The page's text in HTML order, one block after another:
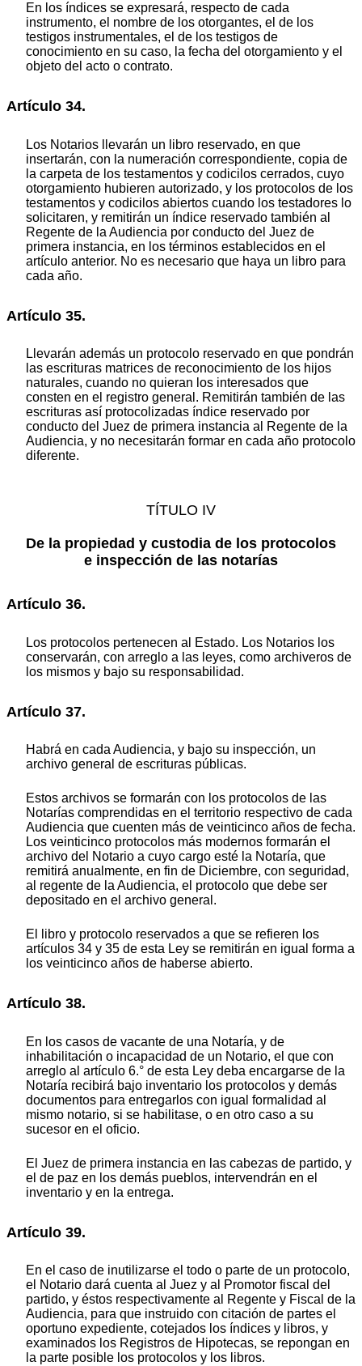
En los índices se expresará, respecto de cada
instrumento, el nombre de los otorgantes, el de los
testigos instrumentales, el de los testigos de
conocimiento en su caso, la fecha del otorgamiento y el
objeto del acto o contrato.
Artículo 34.
Los Notarios llevarán un libro reservado, en que
insertarán, con la numeración correspondiente, copia de
la carpeta de los testamentos y codicilos cerrados, cuyo
otorgamiento hubieren autorizado, y los protocolos de los
testamentos y codicilos abiertos cuando los testadores lo
solicitaren, y remitirán un índice reservado también al
Regente de la Audiencia por conducto del Juez de
primera instancia, en los términos establecidos en el
artículo anterior. No es necesario que haya un libro para
cada año.
Artículo 35.
Llevarán además un protocolo reservado en que pondrán
las escrituras matrices de reconocimiento de los hijos
naturales, cuando no quieran los interesados que
consten en el registro general. Remitirán también de las
escrituras así protocolizadas índice reservado por
conducto del Juez de primera instancia al Regente de la
Audiencia, y no necesitarán formar en cada año protocolo
diferente.
TÍTULO IV
De la propiedad y custodia de los protocolos
e inspección de las notarías
Artículo 36.
Los protocolos pertenecen al Estado. Los Notarios los
conservarán, con arreglo a las leyes, como archiveros de
los mismos y bajo su responsabilidad.
Artículo 37.
Habrá en cada Audiencia, y bajo su inspección, un
archivo general de escrituras públicas.
Estos archivos se formarán con los protocolos de las
Notarías comprendidas en el territorio respectivo de cada
Audiencia que cuenten más de veinticinco años de fecha.
Los veinticinco protocolos más modernos formarán el
archivo del Notario a cuyo cargo esté la Notaría, que
remitirá anualmente, en fin de Diciembre, con seguridad,
al regente de la Audiencia, el protocolo que debe ser
depositado en el archivo general.
El libro y protocolo reservados a que se refieren los
artículos 34 y 35 de esta Ley se remitirán en igual forma a
los veinticinco años de haberse abierto.
Artículo 38.
En los casos de vacante de una Notaría, y de
inhabilitación o incapacidad de un Notario, el que con
arreglo al artículo 6.° de esta Ley deba encargarse de la
Notaría recibirá bajo inventario los protocolos y demás
documentos para entregarlos con igual formalidad al
mismo notario, si se habilitase, o en otro caso a su
sucesor en el oficio.
El Juez de primera instancia en las cabezas de partido, y
el de paz en los demás pueblos, intervendrán en el
inventario y en la entrega.
Artículo 39.
En el caso de inutilizarse el todo o parte de un protocolo,
el Notario dará cuenta al Juez y al Promotor fiscal del
partido, y éstos respectivamente al Regente y Fiscal de la
Audiencia, para que instruido con citación de partes el
oportuno expediente, cotejados los índices y libros, y
examinados los Registros de Hipotecas, se repongan en
la parte posible los protocolos y los libros.